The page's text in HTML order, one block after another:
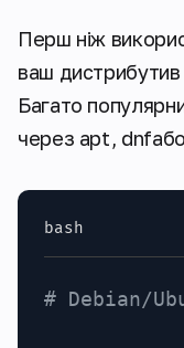
Перш ніж
ваш
Багато
через apt,
bash
# Debian/